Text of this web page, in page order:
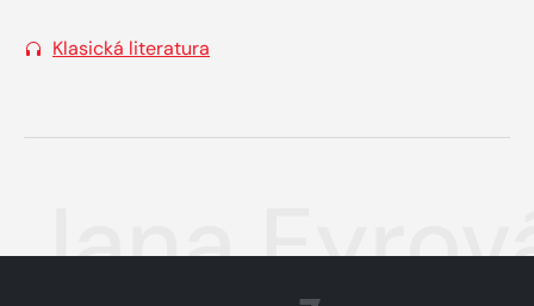
Klasická literatura
Jana